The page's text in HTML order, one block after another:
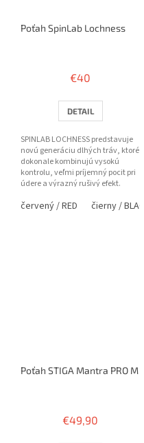
Poťah SpinLab Lochness
€40
DETAIL
SPINLAB LOCHNESS predstavuje
novú generáciu dlhých tráv, ktoré
dokonale kombinujú vysokú
kontrolu, veľmi príjemný pocit pri
údere a výrazný rušivý efekt.
červený / RED čierny / BLACK
Poťah STIGA Mantra PRO M
€49,90